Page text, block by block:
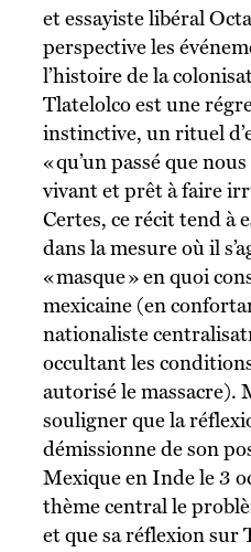
et essayiste libéral
perspective les
l’histoire de la
Tlatelolco est une
instinctive, un rituel
« qu’un passé que
vivant et prêt à faire
Certes, ce récit tend à
dans la mesure où il
« masque » en quoi
mexicaine (en
nationaliste
occultant les
autorisé le massacre).
souligner que la
démissionne de son
Mexique en Inde le 3
thème central le
et que sa réflexion sur